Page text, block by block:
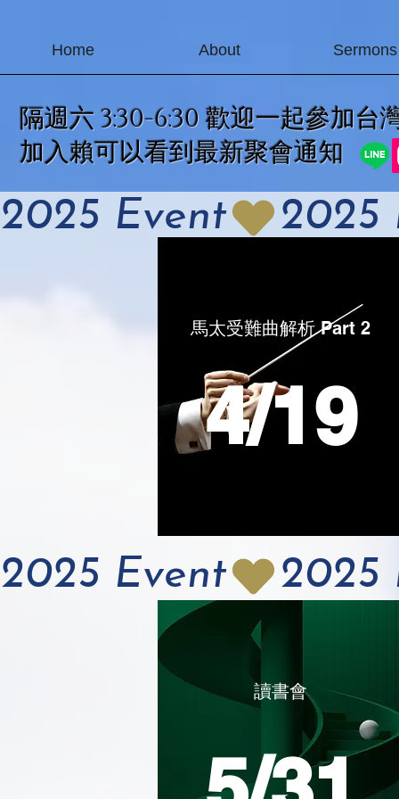
Home About Sermons
隔週六 3:30-6:30 歡迎一起參加台
加入賴可以看到最新聚會通知
馬太受難曲解析 Part 2
4/19
讀書會
2025 Event
2025 Event